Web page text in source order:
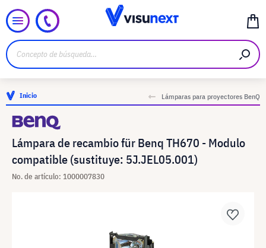
Inicio Lámparas para proyectores BenQ
Lámpara de recambio für Benq TH670 - Modulo
compatible (sustituye: 5J.JEL05.001)
No. de artículo: 1000007830